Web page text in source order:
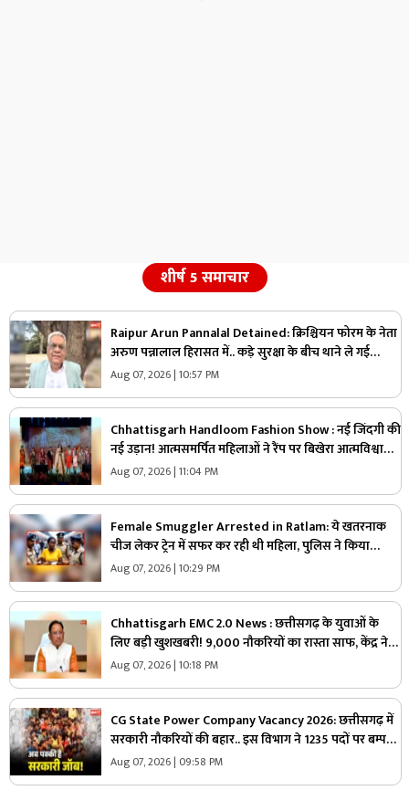
शीर्ष 5 समाचार
Raipur Arun Pannalal Detained: क्रिश्चियन फोरम के नेता
अरुण पन्नालाल हिरासत में.. कड़े सुरक्षा के बीच थाने ले गई
पुलिस, जानें क्या है आरोप
Aug 07, 2026 | 10:57 PM
Chhattisgarh Handloom Fashion Show : नई जिंदगी की
नई उड़ान! आत्मसमर्पित महिलाओं ने रैंप पर बिखेरा आत्मविश्वास,
तस्वीरें जीत लेंगी आपका दिल
Aug 07, 2026 | 11:04 PM
Female Smuggler Arrested in Ratlam: ये खतरनाक
चीज लेकर ट्रेन में सफर कर रही थी महिला, पुलिस ने किया
गिरफ्तार, जांच में सामने आई चौंकाने वाली सच्चाई
Aug 07, 2026 | 10:29 PM
Chhattisgarh EMC 2.0 News : छत्तीसगढ़ के युवाओं के
लिए बड़ी खुशखबरी! 9,000 नौकरियों का रास्ता साफ, केंद्र ने
दी मेगा प्रोजेक्ट को मंजूरी
Aug 07, 2026 | 10:18 PM
CG State Power Company Vacancy 2026: छत्तीसगढ़ में
सरकारी नौकरियों की बहार.. इस विभाग ने 1235 पदों पर बम्पर
भर्ती, डाटा एंट्री ऑपरेटर के ही 400 पद
Aug 07, 2026 | 09:58 PM